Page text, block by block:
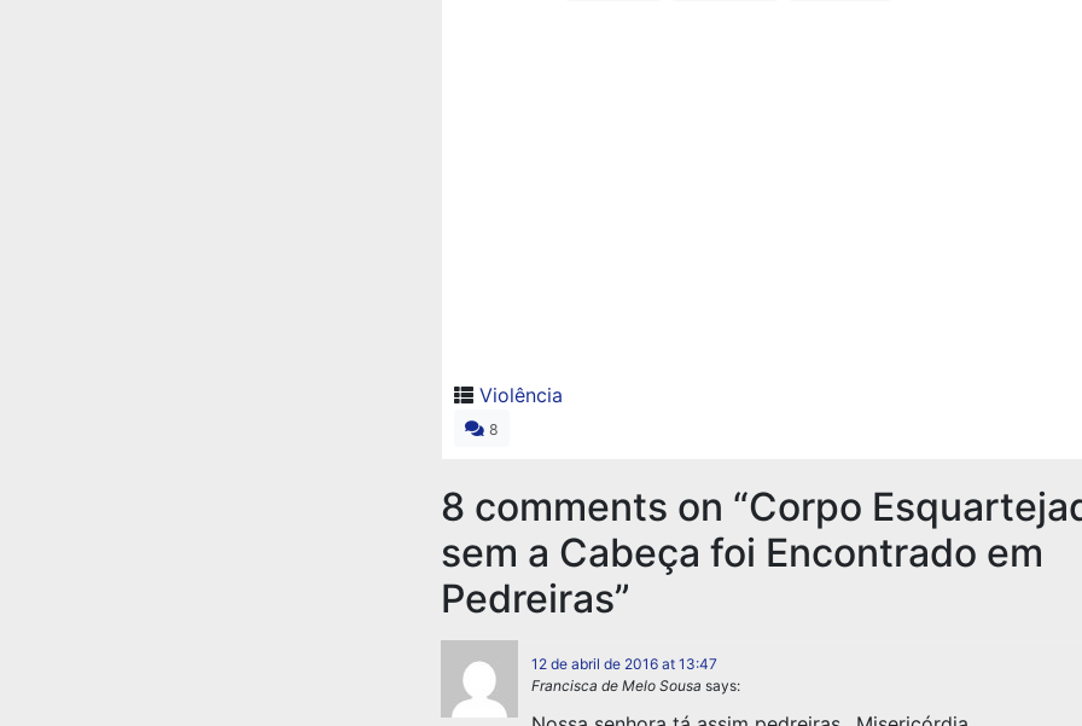
Violência
8
8 comments on “Corpo
sem a Cabeça foi Encontrado em
Pedreiras”
12 de abril de 2016 at 13:47
Francisca de Melo Sousa says: